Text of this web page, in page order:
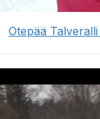
Otepää